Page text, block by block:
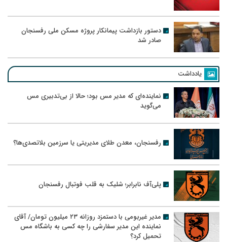
دستور بازداشت پیمانکار پروژه مسکن ملی رفسنجان
صادر شد
یادداشت
نماینده‌ای که مدیر مس بود؛ حالا از بی‌تدبیری مس
می‌گوید
رفسنجان، معدن طلای مدیریتی یا سرزمین بلاتصدی‌ها؟
پلی‌آف نابرابر؛ شلیک به قلب فوتبال رفسنجان
مدیر غیربومی با دستمزد روزانه ۲۳ میلیون تومان/ آقای
نماینده این مدیر سفارشی را چه کسی به باشگاه مس
تحمیل کرد؟